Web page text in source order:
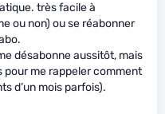
très facile à
ou non) ou se réabonner
désabonne aussitôt, mais
me rappeler comment
d’un mois parfois).